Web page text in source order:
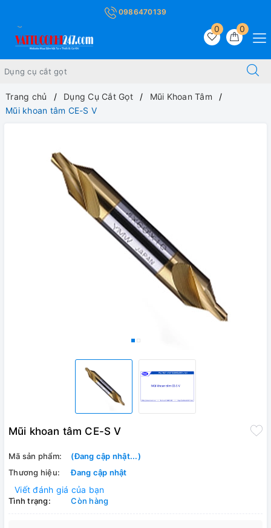
0986470139
0
0
Trang chủ Dụng Cụ Cắt Gọt
Mũi Khoan Tâm
Mũi khoan tâm CE-S V
Mũi khoan tâm CE-S V
Mã sản phẩm:
(Đang cập nhật...)
Thương hiệu:
Đang cập nhật
Viết đánh giá của bạn
Tình trạng: Còn hàng